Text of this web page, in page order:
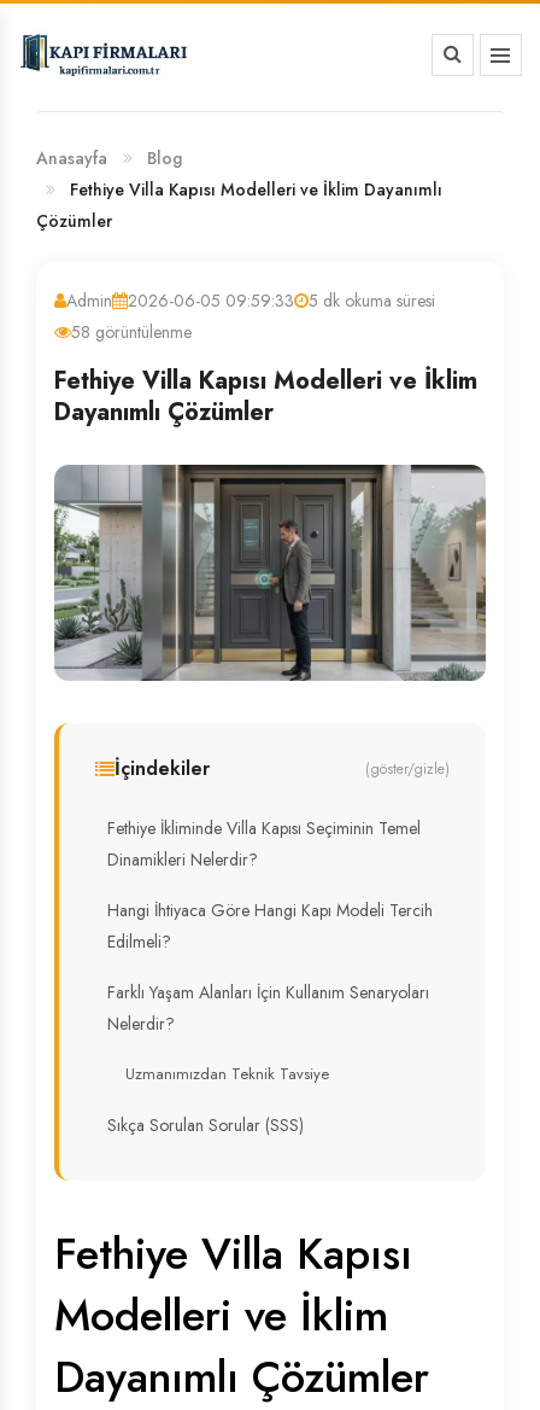
BANKA HESAP NUMARALARIMIZ
Anasayfa
Blog
Fethiye Villa Kapısı Modelleri ve İklim Dayanımlı
Çözümler
Admin 2026-06-05 09:59:33
5 dk okuma süresi
58 görüntülenme
Fethiye Villa Kapısı Modelleri ve İklim
Dayanımlı Çözümler
İçindekiler (göster/gizle)
Fethiye İkliminde Villa Kapısı Seçiminin Temel
Dinamikleri Nelerdir?
Hangi İhtiyaca Göre Hangi Kapı Modeli Tercih
Edilmeli?
Farklı Yaşam Alanları İçin Kullanım Senaryoları
Nelerdir?
Uzmanımızdan Teknik Tavsiye
Sıkça Sorulan Sorular (SSS)
Fethiye Villa Kapısı
Modelleri ve İklim
Dayanımlı Çözümler